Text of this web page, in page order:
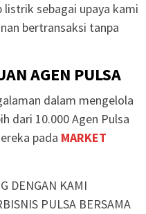
sebagai upaya kami
bertransaksi tanpa
AGEN PULSA
dalam mengelola
dari 10.000 Agen Pulsa
pada MARKET
DENGAN KAMI
PULSA BERSAMA